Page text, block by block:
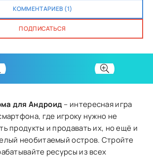
КОММЕНТАРИЕВ (1)
ПОДПИСАТЬСЯ
для Андроид – интересная игра
где игроку нужно не
продукты и продавать их, но ещё и
необитаемый остров. Стройте
ресурсы из всех